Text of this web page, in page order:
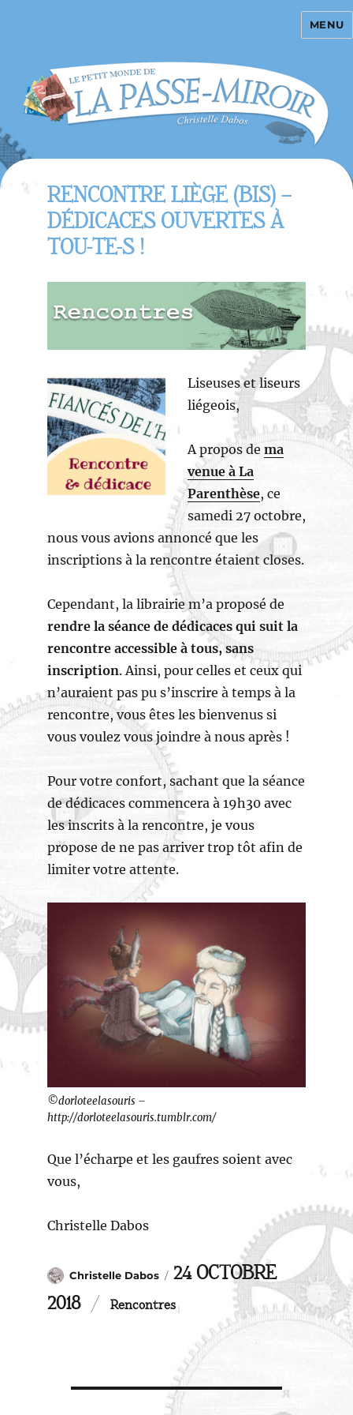
MENU
RENCONTRE LIÈGE (BIS) –
DÉDICACES OUVERTES À
TOU-TE-S !
Liseuses et liseurs
liégeois,
A propos de ma
venue à La
Parenthèse, ce
samedi 27 octobre,
nous vous avions annoncé que les
inscriptions à la rencontre étaient closes.
Cependant, la librairie m’a proposé de
rendre la séance de dédicaces qui suit la
rencontre accessible à tous, sans
inscription. Ainsi, pour celles et ceux qui
n’auraient pas pu s’inscrire à temps à la
rencontre, vous êtes les bienvenus si
vous voulez vous joindre à nous après !
Pour votre confort, sachant que la séance
de dédicaces commencera à 19h30 avec
les inscrits à la rencontre, je vous
propose de ne pas arriver trop tôt afin de
limiter votre attente.
©dorloteelasouris –
http://dorloteelasouris.tumblr.com/
Que l’écharpe et les gaufres soient avec
vous,
Christelle Dabos
Christelle Dabos
PUBLIÉ
LE
24 OCTOBRE
2018
Catégories
Rencontres